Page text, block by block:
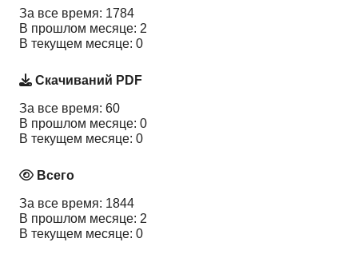
За все время: 1784
В прошлом месяце: 2
В текущем месяце: 0
Скачиваний PDF
За все время: 60
В прошлом месяце: 0
В текущем месяце: 0
Всего
За все время: 1844
В прошлом месяце: 2
В текущем месяце: 0